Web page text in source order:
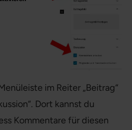
im Reiter „Beitrag“
Dort kannst du
Kommentare für diesen